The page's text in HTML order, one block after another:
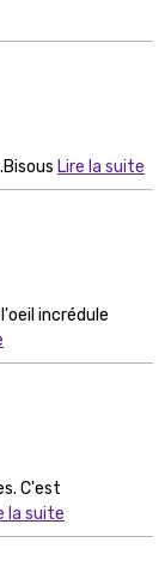
Lire la suite
incrédule
C'est
la suite